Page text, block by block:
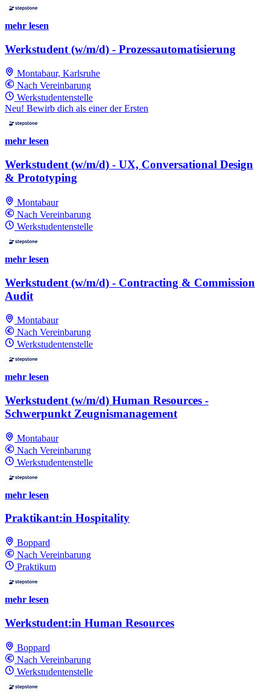
mehr lesen
Werkstudent (w/m/d) - Prozessautomatisierung
Montabaur, Karlsruhe
Nach Vereinbarung
Werkstudentenstelle
Neu! Bewirb dich als einer der Ersten
mehr lesen
Werkstudent (w/m/d) - UX, Conversational Design
& Prototyping
Montabaur
Nach Vereinbarung
Werkstudentenstelle
mehr lesen
Werkstudent (w/m/d) - Contracting & Commission
Audit
Montabaur
Nach Vereinbarung
Werkstudentenstelle
mehr lesen
Werkstudent (w/m/d) Human Resources -
Schwerpunkt Zeugnismanagement
Montabaur
Nach Vereinbarung
Werkstudentenstelle
mehr lesen
Praktikant:in Hospitality
Boppard
Nach Vereinbarung
Praktikum
mehr lesen
Werkstudent:in Human Resources
Boppard
Nach Vereinbarung
Werkstudentenstelle